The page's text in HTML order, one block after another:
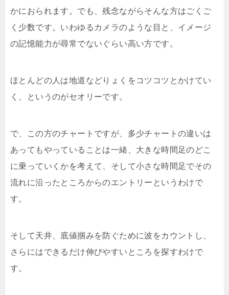
かにおられます。でも、残念ながらそんな方はごくご
く少数です。いわゆるカメラのような目と、イメージ
の記憶能力が尋常でないぐらい高い方です。
ほとんどの人は地道などりょくをコツコツとかけてい
く、というのがセオリーです。
で、この方のチャートですが、多少チャートの違いは
あってもやっていることは一緒、大きな時間足のどこ
に乗っていくかを考えて、そして小さな時間足でその
流れに沿ったところからのエントリーというわけで
す。
そして天井、底値掴みを防ぐために波をカウントし、
さらにはできるだけ伸びやすいところを探すわけで
す。